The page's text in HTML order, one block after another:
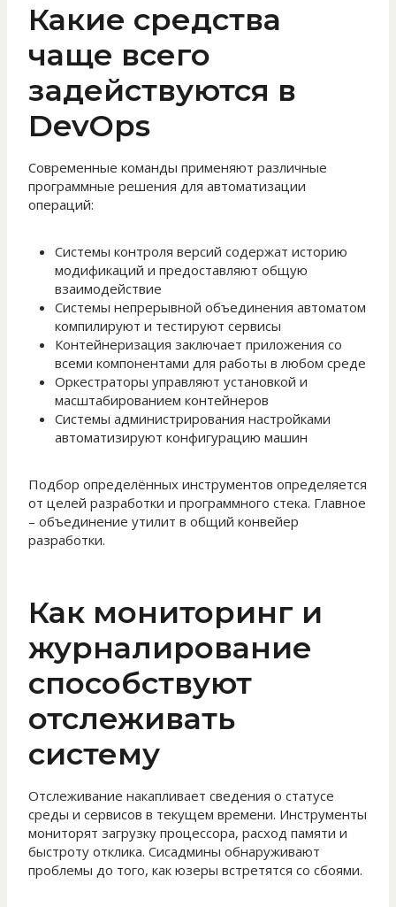
Какие средства
чаще всего
задействуются в
DevOps
Современные команды применяют различные
программные решения для автоматизации
операций:
Системы контроля версий содержат историю
модификаций и предоставляют общую
взаимодействие
Системы непрерывной объединения автоматом
компилируют и тестируют сервисы
Контейнеризация заключает приложения со
всеми компонентами для работы в любом среде
Оркестраторы управляют установкой и
масштабированием контейнеров
Системы администрирования настройками
автоматизируют конфигурацию машин
Подбор определённых инструментов определяется
от целей разработки и программного стека. Главное
– объединение утилит в общий конвейер
разработки.
Как мониторинг и
журналирование
способствуют
отслеживать
систему
Отслеживание накапливает сведения о статусе
среды и сервисов в текущем времени. Инструменты
мониторят загрузку процессора, расход памяти и
быстроту отклика. Сисадмины обнаруживают
проблемы до того, как юзеры встретятся со сбоями.